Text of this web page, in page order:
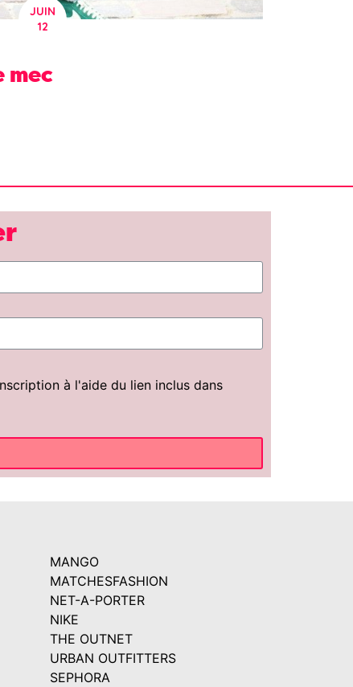
JUIN
12
mec
à l'aide du lien inclus dans
MANGO
MATCHESFASHION
NET-A-PORTER
NIKE
THE OUTNET
URBAN OUTFITTERS
SEPHORA